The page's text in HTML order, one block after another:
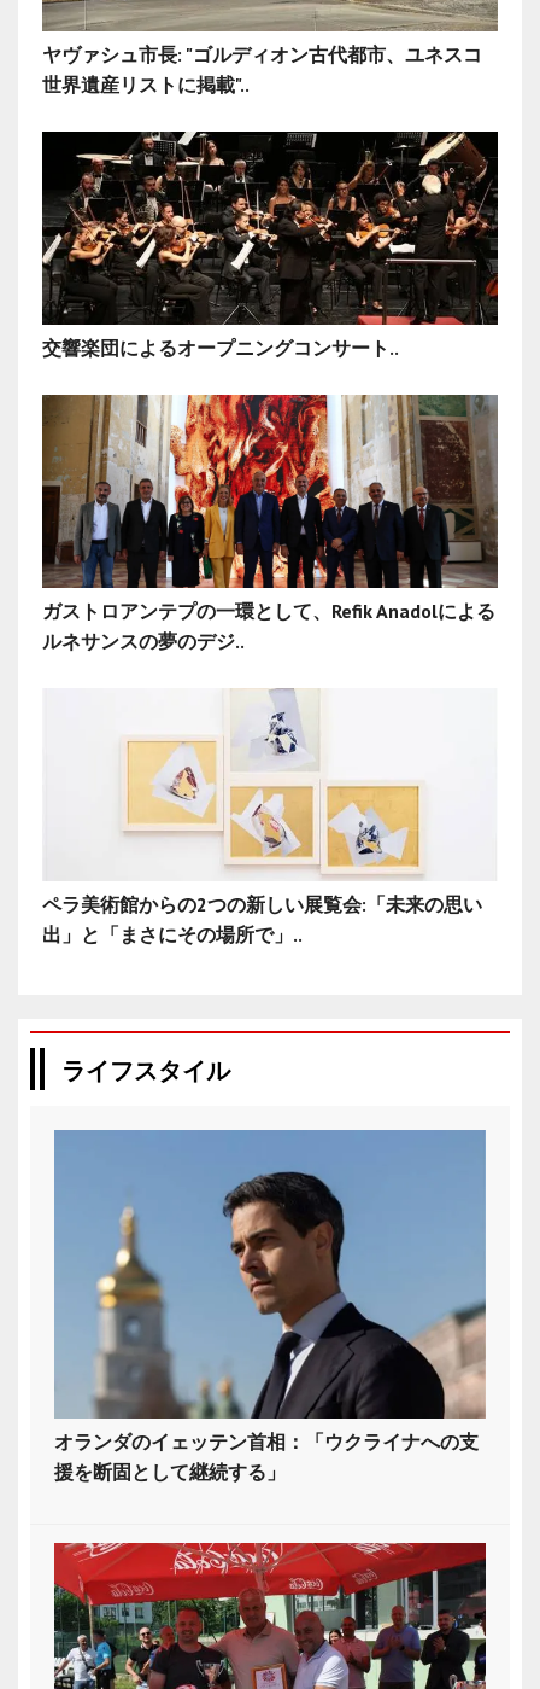
ヤヴァシュ市長: "ゴルディオン古代都市、ユネスコ
世界遺産リストに掲載"..
交響楽団によるオープニングコンサート..
ガストロアンテプの一環として、Refik Anadolによる
ルネサンスの夢のデジ..
ペラ美術館からの2つの新しい展覧会:「未来の思い
出」と「まさにその場所で」..
ライフスタイル
オランダのイェッテン首相：「ウクライナへの支
援を断固として継続する」